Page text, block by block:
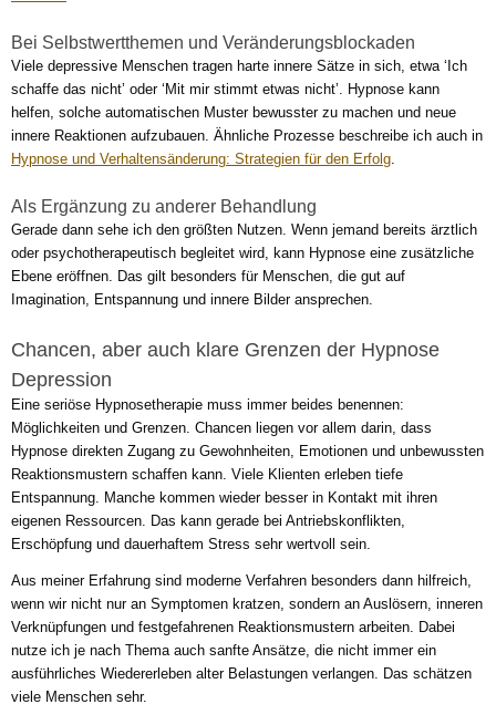
Bei Selbstwertthemen und Veränderungsblockaden
Viele depressive Menschen tragen harte innere Sätze in sich, etwa ‘Ich
schaffe das nicht’ oder ‘Mit mir stimmt etwas nicht’. Hypnose kann
helfen, solche automatischen Muster bewusster zu machen und neue
innere Reaktionen aufzubauen. Ähnliche Prozesse beschreibe ich auch in
Hypnose und Verhaltensänderung: Strategien für den Erfolg
Als Ergänzung zu anderer Behandlung
Gerade dann sehe ich den größten Nutzen. Wenn jemand bereits ärztlich
oder psychotherapeutisch begleitet wird, kann Hypnose eine zusätzliche
Ebene eröffnen. Das gilt besonders für Menschen, die gut auf
Imagination, Entspannung und innere Bilder ansprechen.
Chancen, aber auch klare Grenzen der Hypnose
Depression
Eine seriöse Hypnosetherapie muss immer beides benennen:
Möglichkeiten und Grenzen. Chancen liegen vor allem darin, dass
Hypnose direkten Zugang zu Gewohnheiten, Emotionen und unbewussten
Reaktionsmustern schaffen kann. Viele Klienten erleben tiefe
Entspannung. Manche kommen wieder besser in Kontakt mit ihren
eigenen Ressourcen. Das kann gerade bei Antriebskonflikten,
Erschöpfung und dauerhaftem Stress sehr wertvoll sein.
Aus meiner Erfahrung sind moderne Verfahren besonders dann hilfreich,
wenn wir nicht nur an Symptomen kratzen, sondern an Auslösern, inneren
Verknüpfungen und festgefahrenen Reaktionsmustern arbeiten. Dabei
nutze ich je nach Thema auch sanfte Ansätze, die nicht immer ein
ausführliches Wiedererleben alter Belastungen verlangen. Das schätzen
viele Menschen sehr.